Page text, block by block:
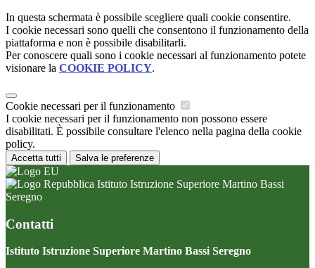
In questa schermata è possibile scegliere quali cookie consentire.
I cookie necessari sono quelli che consentono il funzionamento della
piattaforma e non è possibile disabilitarli.
Per conoscere quali sono i cookie necessari al funzionamento potete
visionare la COOKIE POLICY.
Cookie necessari per il funzionamento
I cookie necessari per il funzionamento non possono essere
disabilitati. È possibile consultare l'elenco nella pagina della cookie
policy.
Accetta tutti Salva le preferenze
Istituto Istruzione Superiore Martino Bassi
Seregno
Contatti
Istituto Istruzione Superiore Martino Bassi Seregno